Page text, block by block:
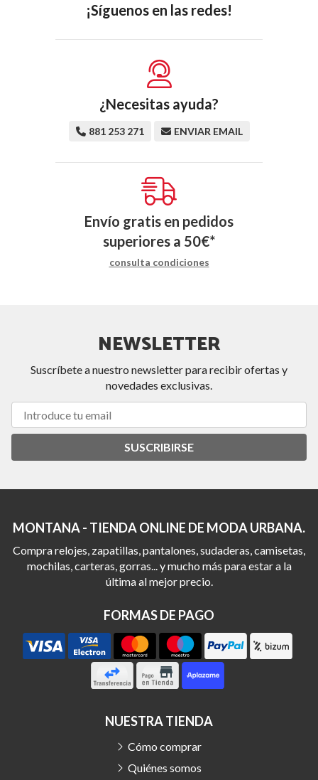
¡Síguenos en las redes!
¿Necesitas ayuda?
881 253 271 ENVIAR EMAIL
Envío gratis en pedidos
superiores a 50€*
consulta condiciones
NEWSLETTER
Suscríbete a nuestro newsletter para recibir ofertas y
novedades exclusivas.
SUSCRIBIRSE
MONTANA - TIENDA ONLINE DE MODA URBANA.
Compra relojes, zapatillas, pantalones, sudaderas, camisetas,
mochilas, carteras, gorras... y mucho más para estar a la
última al mejor precio.
FORMAS DE PAGO
NUESTRA TIENDA
Cómo comprar
Quiénes somos